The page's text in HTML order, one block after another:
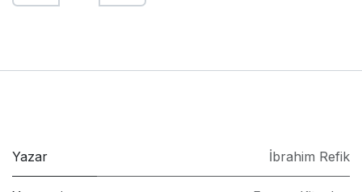
Yazar İbrahim Refik